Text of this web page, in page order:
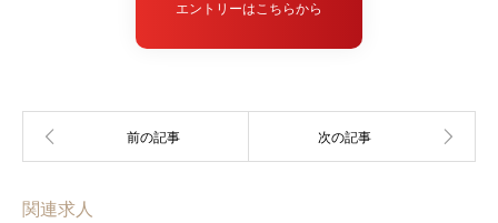
エントリーはこちらから
関連求人